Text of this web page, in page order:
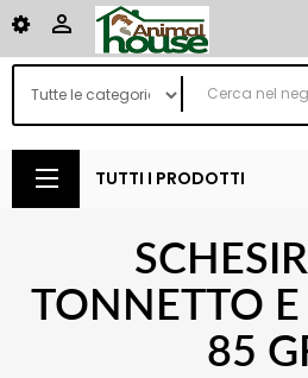

TUTTI I PRODOTTI
TONNETTO E
85